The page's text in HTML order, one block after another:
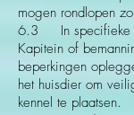
mogen rondlopen
6.3 In specifieke
Kapitein of
beperkingen
het huisdier om
kennel te plaatsen.